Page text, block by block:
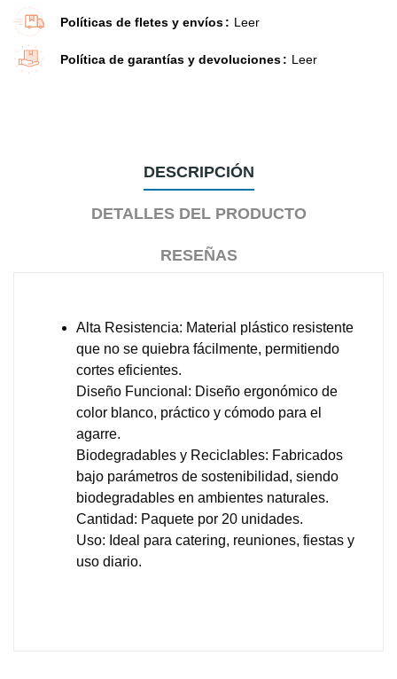
Políticas de fletes y envíos Leer
Política de garantías y devoluciones Leer
DESCRIPCIÓN
DETALLES DEL PRODUCTO
RESEÑAS
Alta Resistencia: Material plástico resistente
que no se quiebra fácilmente, permitiendo
cortes eficientes.
Diseño Funcional: Diseño ergonómico de
color blanco, práctico y cómodo para el
agarre.
Biodegradables y Reciclables: Fabricados
bajo parámetros de sostenibilidad, siendo
biodegradables en ambientes naturales.
Cantidad: Paquete por 20 unidades.
Uso: Ideal para catering, reuniones, fiestas y
uso diario.